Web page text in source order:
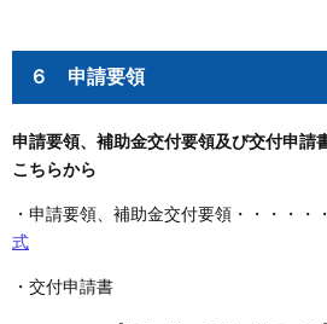
６ 申請要領
申請要領、補助金交付要領及び交付申請
こちらから
・申請要領、補助金交付要領・・・・・
式
・交付申請書